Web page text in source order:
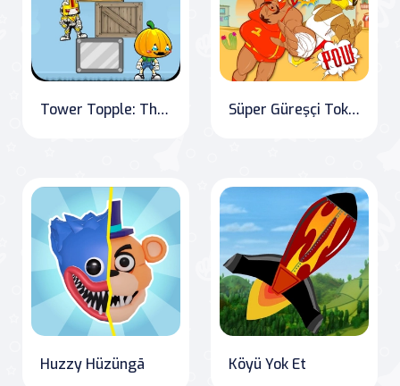
Tower Topple: The Ultimate Balancing Challenge Süper Güreşçi Tokatlar Öfkesi
Huzzy Hüzüngā Köyü Yok Et